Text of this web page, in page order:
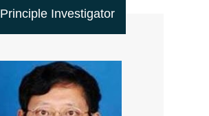
Principle Investigator